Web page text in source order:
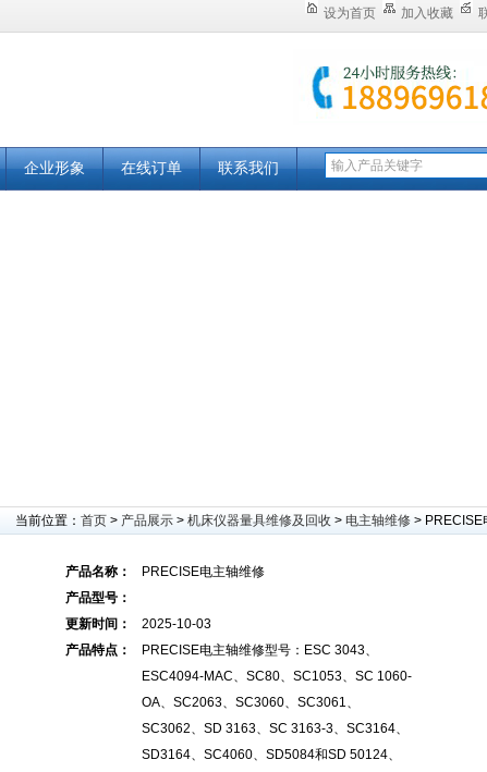
设为首页 加入收藏
企业形象 在线订单 联系我们
当前位置： 首页 > 产品展示 > 机床仪器量具维修及回收 > 电主轴维修 > PRECISE
产品名称：
PRECISE电主轴维修
产品型号：
更新时间：
2025-10-03
产品特点：
PRECISE电主轴维修型号：ESC 3043、
ESC4094-MAC、SC80、SC1053、SC 1060-
OA、SC2063、SC3060、SC3061、
SC3062、SD 3163、SC 3163-3、SC3164、
SD3164、SC4060、SD5084和SD 50124、